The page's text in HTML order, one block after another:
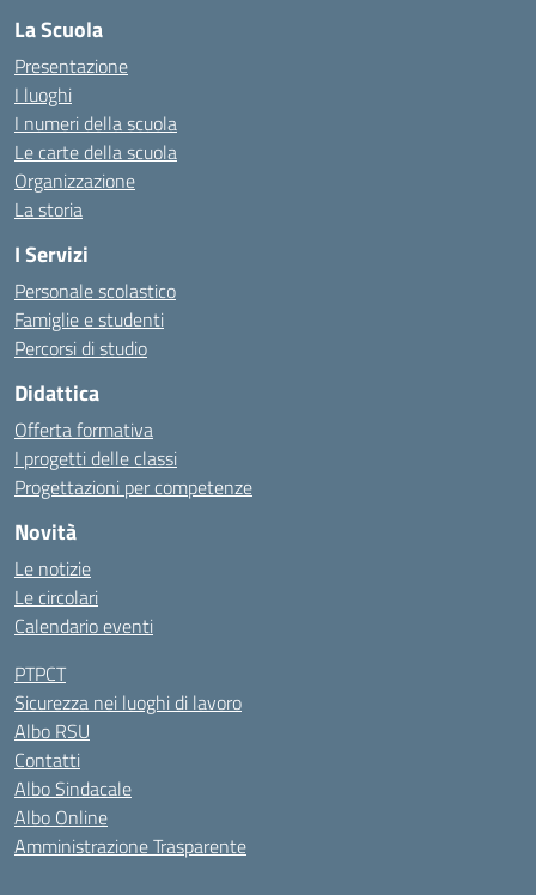
La Scuola
Presentazione
I luoghi
I numeri della scuola
Le carte della scuola
Organizzazione
La storia
I Servizi
Personale scolastico
Famiglie e studenti
Percorsi di studio
Didattica
Offerta formativa
I progetti delle classi
Progettazioni per competenze
Novità
Le notizie
Le circolari
Calendario eventi
PTPCT
Sicurezza nei luoghi di lavoro
Albo RSU
Contatti
Albo Sindacale
Albo Online
Amministrazione Trasparente